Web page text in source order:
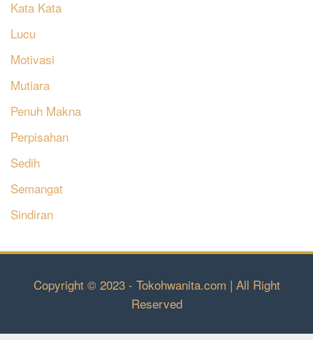
Kata Kata
Lucu
Motivasi
Mutiara
Penuh Makna
Perpisahan
Sedih
Semangat
Sindiran
Copyright © 2023 - Tokohwanita.com | All Right
Reserved